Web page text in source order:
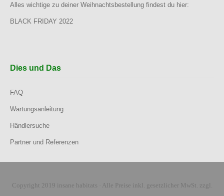
Alles wichtige zu deiner Weihnachtsbestellung findest du hier:
BLACK FRIDAY 2022
Dies und Das
FAQ
Wartungsanleitung
Händlersuche
Partner und Referenzen
Copyright 2019 insane habitats · Alle Preise inkl. gesetzlicher MwSt. zzgl.